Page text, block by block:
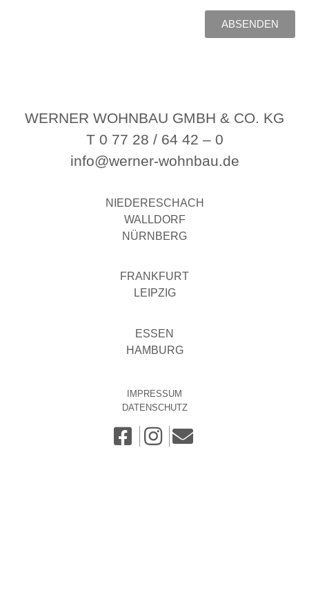
ABSENDEN
WERNER WOHNBAU GMBH & CO. KG
T 0 77 28 / 64 42 – 0
info@werner-wohnbau.de
NIEDERESCHACH
WALLDORF
NÜRNBERG
FRANKFURT
LEIPZIG
ESSEN
HAMBURG
IMPRESSUM
DATENSCHUTZ